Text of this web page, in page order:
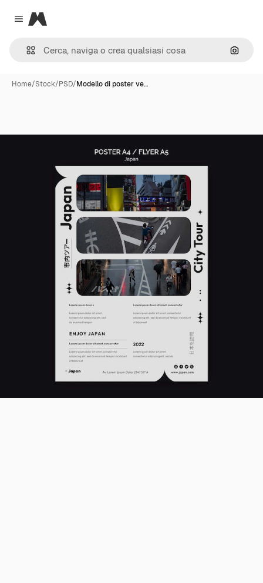
Close menu
Magnific
Cerca
Home/Stock/PSD/Modello di poster ve…